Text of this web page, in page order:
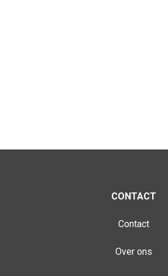
CONTACT
Contact
Over ons